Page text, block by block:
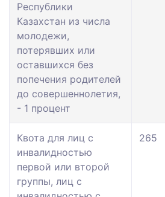
Республики
Казахстан из числа
молодежи,
потерявших или
оставшихся без
попечения родителей
до совершеннолетия,
- 1 процент
Квота для лиц с
инвалидностью
первой или второй
группы, лиц с
265